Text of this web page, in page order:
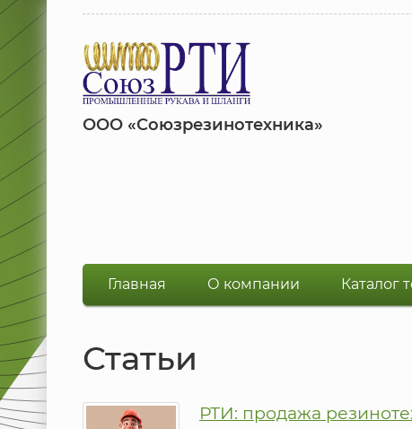
ООО «Союзрезинотехника»
Главная О компании Каталог
Статьи
РТИ: продажа